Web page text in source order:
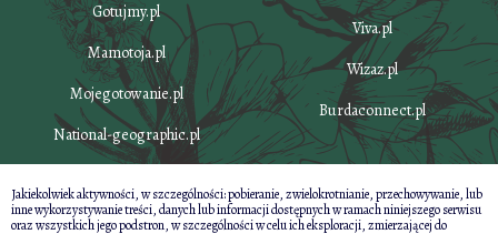
Gotujmy.pl
Mamotoja.pl
Mojegotowanie.pl
National-geographic.pl
Viva.pl
Wizaz.pl
Burdaconnect.pl
Jakiekolwiek aktywności, w szczególności: pobieranie, zwielokrotnianie, przechowywanie, lub
inne wykorzystywanie treści, danych lub informacji dostępnych w ramach niniejszego serwisu
oraz wszystkich jego podstron, w szczególności w celu ich eksploracji, zmierzającej do